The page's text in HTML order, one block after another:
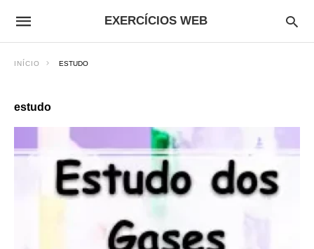
EXERCÍCIOS WEB
INÍCIO ESTUDO
estudo